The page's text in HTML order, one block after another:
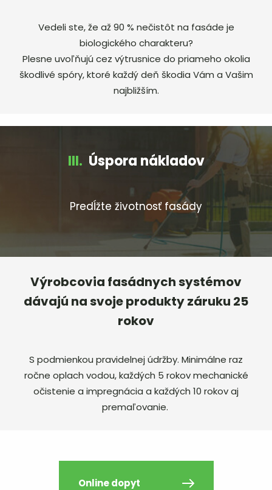
Vedeli ste, že až 90 % nečistôt na fasáde je
biologického charakteru?
Plesne uvoľňujú cez výtrusnice do priameho okolia
škodlivé spóry, ktoré každý deň škodia Vám a Vašim
najbližším.
III. Úspora nákladov
Predĺžte životnosť fasády
Výrobcovia fasádnych systémov
dávajú na svoje produkty záruku 25
rokov
S podmienkou pravidelnej údržby. Minimálne raz
ročne oplach vodou, každých 5 rokov mechanické
očistenie a impregnácia a každých 10 rokov aj
premaľovanie.
Online dopyt